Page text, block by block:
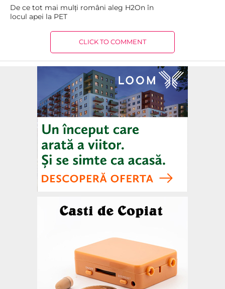
De ce tot mai mulți români aleg H2On în
locul apei la PET
CLICK TO COMMENT